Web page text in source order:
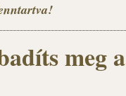
meg a